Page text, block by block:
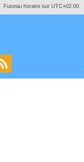
Fuseau horaire sur UTC+02:00